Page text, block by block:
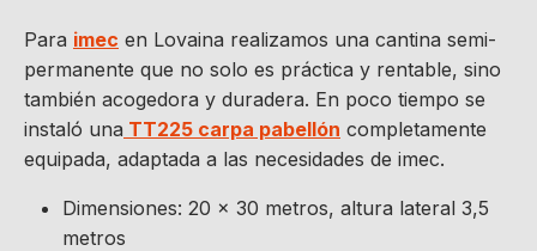
Para imec en Lovaina realizamos una cantina semi-
permanente que no solo es práctica y rentable, sino
también acogedora y duradera. En poco tiempo se
instaló una TT225 carpa pabellón completamente
equipada, adaptada a las necesidades de imec.
Dimensiones: 20 × 30 metros, altura lateral 3,5
metros